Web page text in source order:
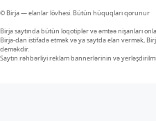
© Birja — elanlar lövhəsi. Bütün hüquqları qorunur
Birja saytında bütün loqotiplər və əmtəə nişanları
Birja-dan istifadə etmək və ya saytda elan vermək,
deməkdir.
Saytın rəhbərliyi reklam bannerlərinin və